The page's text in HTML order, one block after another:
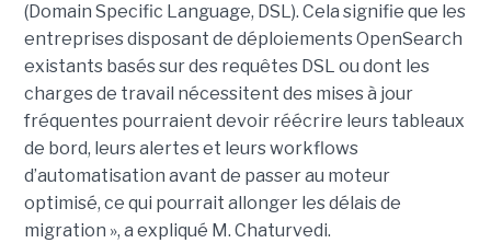
(Domain Specific Language, DSL). Cela signifie que les
entreprises disposant de déploiements OpenSearch
existants basés sur des requêtes DSL ou dont les
charges de travail nécessitent des mises à jour
fréquentes pourraient devoir réécrire leurs tableaux
de bord, leurs alertes et leurs workflows
d’automatisation avant de passer au moteur
optimisé, ce qui pourrait allonger les délais de
migration », a expliqué M. Chaturvedi.